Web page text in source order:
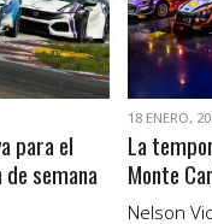
para el
semana
18 ENERO,
La
Monte
Nelson